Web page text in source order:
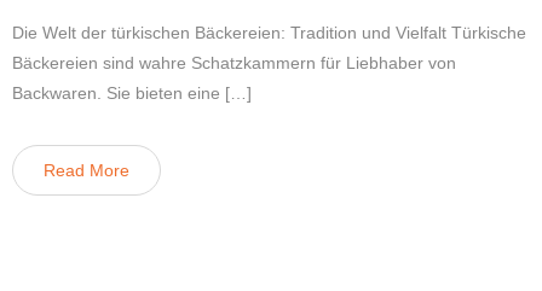
Die Welt der türkischen Bäckereien: Tradition und Vielfalt Türkische
Bäckereien sind wahre Schatzkammern für Liebhaber von
Backwaren. Sie bieten eine […]
Read More